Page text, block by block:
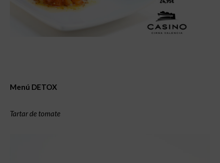
Menú DETOX
Tartar de tomate